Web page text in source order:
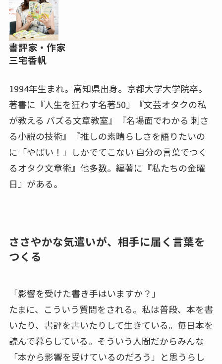
書評家・作家
三宅香帆
1994年生まれ。高知県出身。京都大学大学院卒。
著書に『人生を狂わす名著50』『文芸オタクの私
が教える バズる文章教室』『名場面でわかる 刺さ
る小説の技術』『推しの素晴らしさを語りたいの
に「やばい！」しかでてこない 自分の言葉でつく
るオタク文章術』他多数。編著に『私たちの金曜
日』がある。
ささやかな気遣いが、相手に届く言葉を
つくる
「影響を受けた書き手はいますか？」
たまに、こういう質問をされる。私は普段、本を書
いたり、書評を書いたりして生きている。毎日本を
読んで暮らしている。そういう人間だからみんな
「本から影響を受けているのだろう」と思うらし